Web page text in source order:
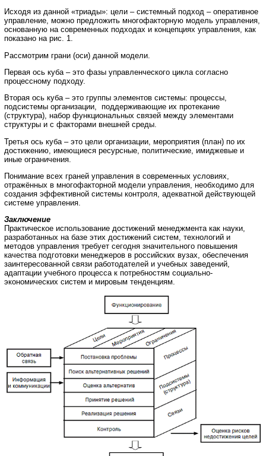
Исходя из данной «триады»: цели – системный подход – оперативное
управление, можно предложить многофакторную модель управления,
основанную на современных подходах и концепциях управления, как
показано на рис. 1.
Рассмотрим грани (оси) данной модели.
Первая ось куба – это фазы управленческого цикла согласно
процессному подходу.
Вторая ось куба – это группы элементов системы: процессы,
подсистемы организации, поддерживающие их протекание
(структура), набор функциональных связей между элементами
структуры и с факторами внешней среды.
Третья ось куба – это цели организации, мероприятия (план) по их
достижению, имеющиеся ресурсные, политические, имиджевые и
иные ограничения.
Понимание всех граней управления в современных условиях,
отражённых в многофакторной модели управления, необходимо для
создания эффективной системы контроля, адекватной действующей
системе управления.
Заключение
Практическое использование достижений менеджмента как науки,
разработанных на базе этих достижений систем, технологий и
методов управления требует сегодня значительного повышения
качества подготовки менеджеров в российских вузах, обеспечения
заинтересованной связи работодателей и учебных заведений,
адаптации учебного процесса к потребностям социально-
экономических систем и мировым тенденциям.